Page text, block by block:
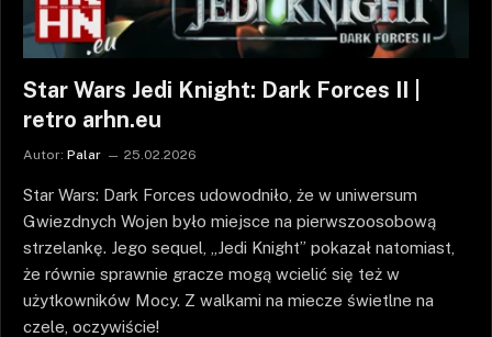
Star Wars Jedi Knight: Dark Forces II |
retro arhn.eu
Autor: Palar 25.02.2026
Star Wars: Dark Forces udowodniło, że w uniwersum
Gwiezdnych Wojen było miejsce na pierwszoosobową
strzelankę. Jego sequel, „Jedi Knight” pokazał natomiast,
że równie sprawnie gracze mogą wcielić się też w
użytkowników Mocy. Z walkami na miecze świetlne na
czele, oczywiście!